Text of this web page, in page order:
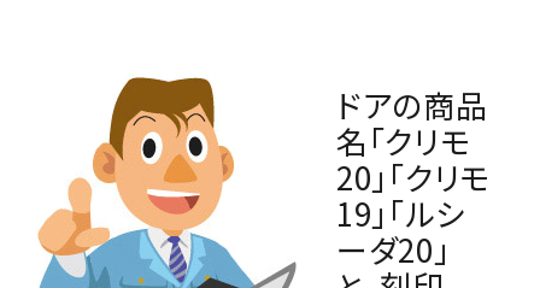
ドアの商品
名「クリモ
20」「クリモ
19」「ルシ
ーダ20」